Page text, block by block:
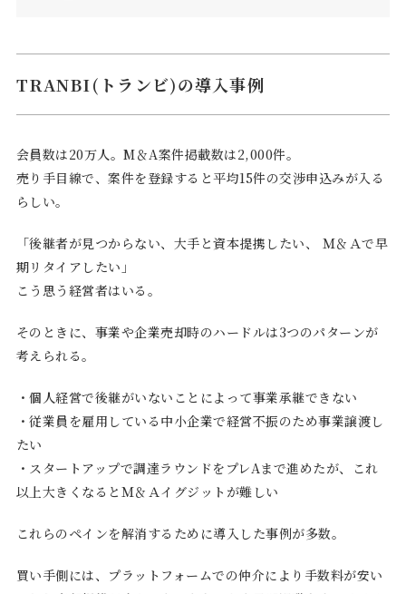
TRANBI(トランビ)の導入事例
会員数は20万人。M＆A案件掲載数は2,000件。
売り手目線で、案件を登録すると平均15件の交渉申込みが入る
らしい。
「後継者が見つからない、大手と資本提携したい、 Ｍ＆Ａで早
期リタイアしたい」
こう思う経営者はいる。
そのときに、事業や企業売却時のハードルは3つのパターンが
考えられる。
・個人経営で後継がいないことによって事業承継できない
・従業員を雇用している中小企業で経営不振のため事業譲渡し
たい
・スタートアップで調達ラウンドをプレAまで進めたが、これ
以上大きくなるとＭ＆Ａイグジットが難しい
これらのペインを解消するために導入した事例が多数。
買い手側には、プラットフォームでの仲介により手数料が安い